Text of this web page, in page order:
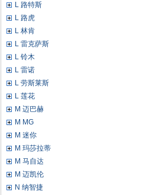
L 路特斯
L 路虎
L 林肯
L 雷克萨斯
L 铃木
L 雷诺
L 劳斯莱斯
L 莲花
M 迈巴赫
M MG
M 迷你
M 玛莎拉蒂
M 马自达
M 迈凯伦
N 纳智捷